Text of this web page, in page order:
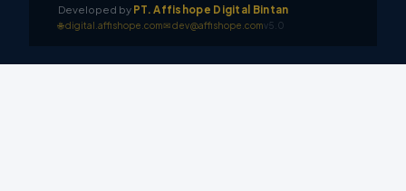
Developed by PT. Affishope Digital Bintan
🌐 digital.affishope.com✉ dev@affishope.comv5.0